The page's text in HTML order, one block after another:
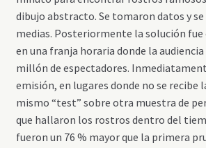
dibujo abstracto. Se tomaron datos y
medias. Posteriormente la solución
en una franja horaria donde la
millón de espectadores.
emisión, en lugares donde no se recibe
mismo “test” sobre otra muestra de
que hallaron los rostros dentro del
fueron un 76 % mayor que la primera